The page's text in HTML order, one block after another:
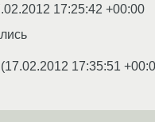
17:25:42 +00:00
(17.02.2012 17:35:51